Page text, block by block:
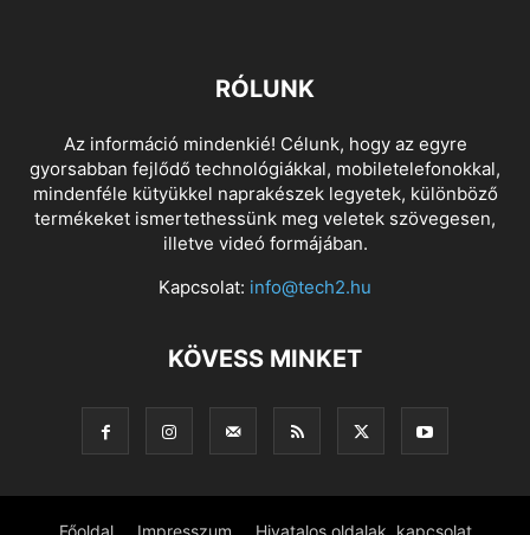
RÓLUNK
Az információ mindenkié! Célunk, hogy az egyre
gyorsabban fejlődő technológiákkal, mobiletelefonokkal,
mindenféle kütyükkel naprakészek legyetek, különböző
termékeket ismertethessünk meg veletek szövegesen,
illetve videó formájában.
Kapcsolat: info@tech2.hu
KÖVESS MINKET
Főoldal Impresszum Hivatalos oldalak, kapcsolat